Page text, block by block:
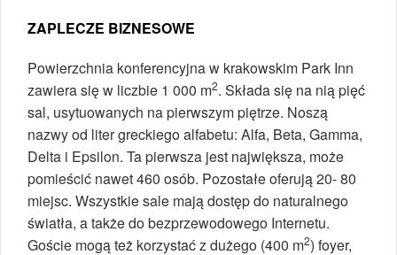
ZAPLECZE BIZNESOWE
Powierzchnia konferencyjna w krakowskim Park Inn
zawiera się w liczbie 1 000 m2. Składa się na nią pięć
sal, usytuowanych na pierwszym piętrze. Noszą
nazwy od liter greckiego alfabetu: Alfa, Beta, Gamma,
Delta i Epsilon. Ta pierwsza jest największa, może
pomieścić nawet 460 osób. Pozostałe oferują 20- 80
miejsc. Wszystkie sale mają dostęp do naturalnego
światła, a także do bezprzewodowego Internetu.
Goście mogą też korzystać z dużego (400 m2) foyer,